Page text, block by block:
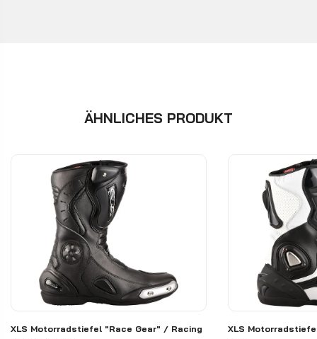
ÄHNLICHES PRODUKT
XLS Motorradstiefel "Race Gear" / Racing
XLS